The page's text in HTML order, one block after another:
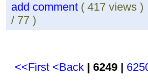
add comment ( 417
/ 77 )
<<First <Back | 6249 |